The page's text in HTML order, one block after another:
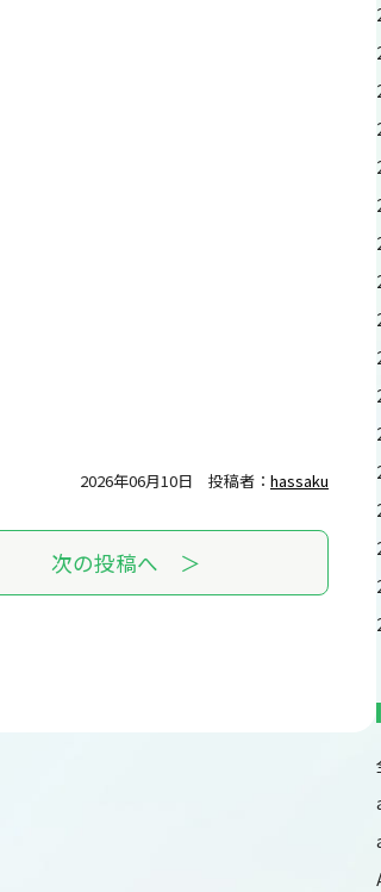
2026年06月10日 投稿者： hassaku
次の投稿へ ＞